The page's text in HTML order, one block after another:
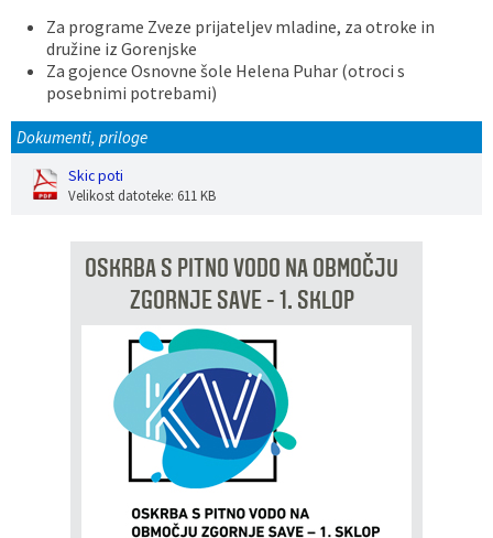
Za programe Zveze prijateljev mladine, za otroke in
družine iz Gorenjske
Za gojence Osnovne šole Helena Puhar (otroci s
posebnimi potrebami)
Dokumenti, priloge
Skic poti
Velikost datoteke: 611 KB
OSKRBA S PITNO VODO NA OBMOČJU
ZGORNJE SAVE - 1. SKLOP